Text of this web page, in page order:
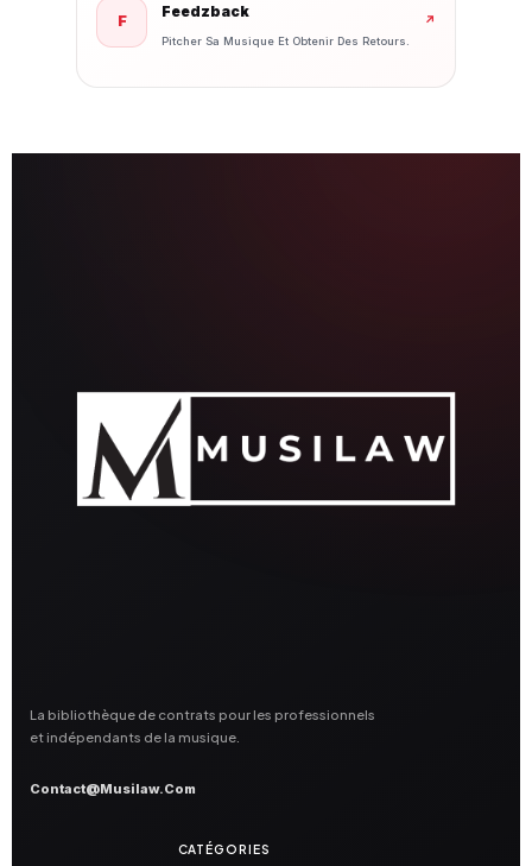
F
Feedzback
Pitcher Sa Musique Et Obtenir Des Retours.
↗
La bibliothèque de contrats pour les professionnels
et indépendants de la musique.
Contact@musilaw.com
CATÉGORIES